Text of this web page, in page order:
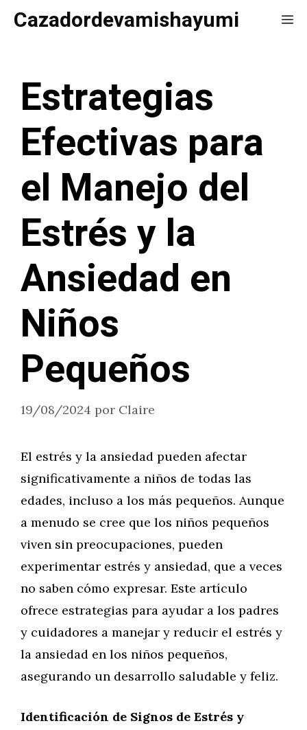
SaltarCazadordevamishayumi
Estrategias
Efectivas para
el Manejo del
Estrés y la
Ansiedad en
Niños
Pequeños
19/08/2024 por Claire
El estrés y la ansiedad pueden afectar
significativamente a niños de todas las
edades, incluso a los más pequeños. Aunque
a menudo se cree que los niños pequeños
viven sin preocupaciones, pueden
experimentar estrés y ansiedad, que a veces
no saben cómo expresar. Este artículo
ofrece estrategias para ayudar a los padres
y cuidadores a manejar y reducir el estrés y
la ansiedad en los niños pequeños,
asegurando un desarrollo saludable y feliz.
Identificación de Signos de Estrés y